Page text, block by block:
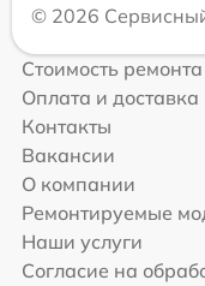
© 2026
Стоимость ремонта
Оплата и доставка
Контакты
Вакансии
О компании
Ремонтируемые
Наши услуги
Согласие на